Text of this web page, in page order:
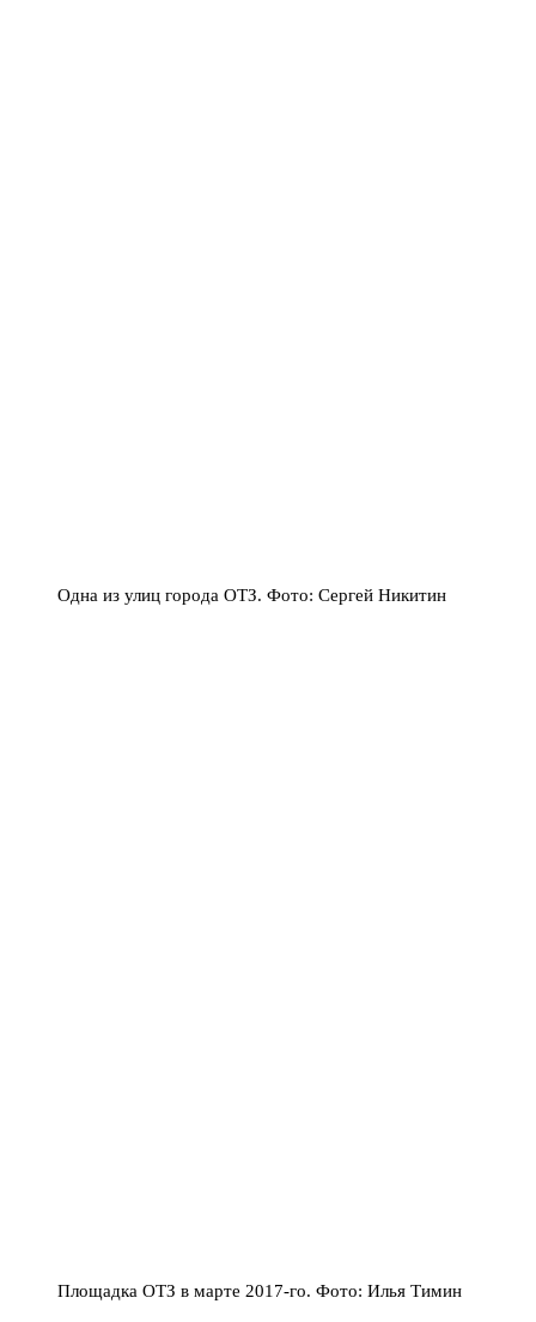
Одна из улиц города ОТЗ. Фото: Сергей Никитин
Площадка ОТЗ в марте 2017-го. Фото: Илья Тимин